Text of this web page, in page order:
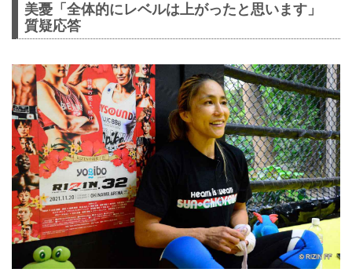
美憂「全体的にレベルは上がったと思います」
質疑応答